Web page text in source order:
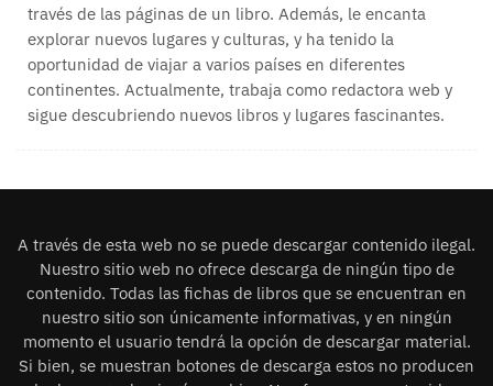
través de las páginas de un libro. Además, le encanta
explorar nuevos lugares y culturas, y ha tenido la
oportunidad de viajar a varios países en diferentes
continentes. Actualmente, trabaja como redactora web y
sigue descubriendo nuevos libros y lugares fascinantes.
A través de esta web no se puede descargar contenido ilegal.
Nuestro sitio web no ofrece descarga de ningún tipo de
contenido. Todas las fichas de libros que se encuentran en
nuestro sitio son únicamente informativas, y en ningún
momento el usuario tendrá la opción de descargar material.
Si bien, se muestran botones de descarga estos no producen